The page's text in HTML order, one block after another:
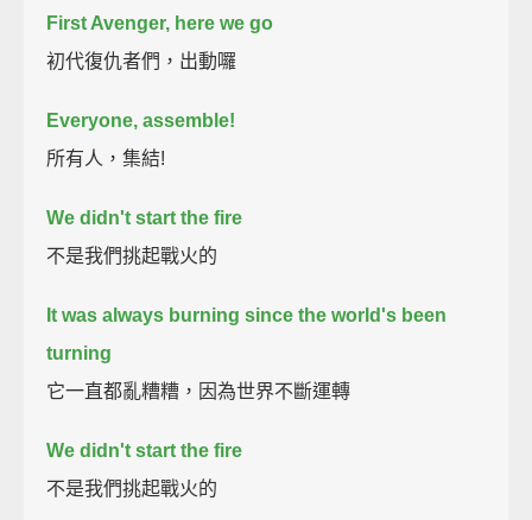
First Avenger, here we go
初代復仇者們，出動囉
Everyone, assemble!
所有人，集結!
We didn't start the fire
不是我們挑起戰火的
It was always burning since the world's been
turning
它一直都亂糟糟，因為世界不斷運轉
We didn't start the fire
不是我們挑起戰火的